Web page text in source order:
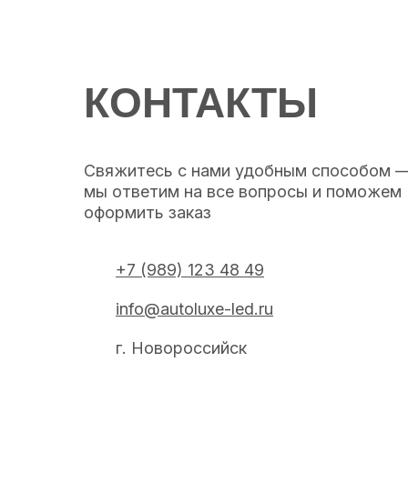
КОНТАКТЫ
Свяжитесь с нами удобным способом
мы ответим на все вопросы и поможем
оформить заказ
+7 (989) 123 48 49
info@autoluxe-led.ru
г. Новороссийск